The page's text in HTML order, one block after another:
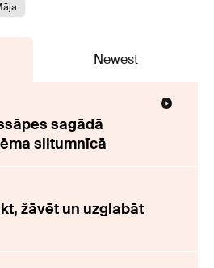
Newest
sagādā
siltumnīcā
žāvēt un uzglabāt